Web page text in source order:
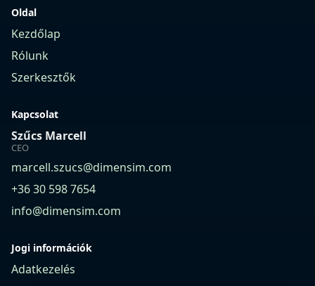
Oldal
Kezdőlap
Rólunk
Szerkesztők
Kapcsolat
Szűcs Marcell
CEO
marcell.szucs@dimensim.com
+36 30 598 7654
info@dimensim.com
Jogi információk
Adatkezelés